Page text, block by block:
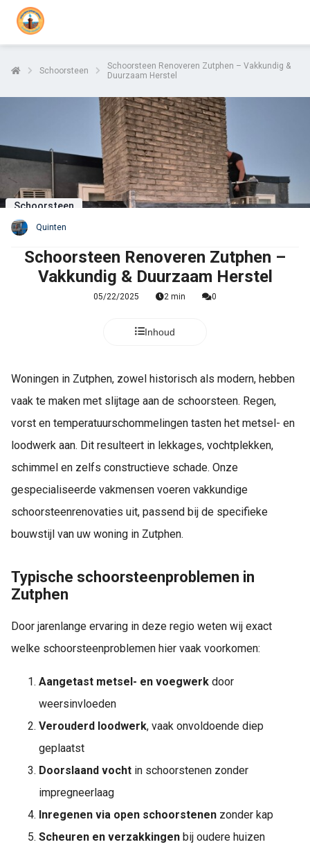
Schoorsteen
Schoorsteen Renoveren Zutphen – Vakkundig &
Duurzaam Herstel
Schoorsteen
Quinten
Schoorsteen Renoveren Zutphen –
Vakkundig & Duurzaam Herstel
05/22/2025 2 min 0
Inhoud
Woningen in Zutphen, zowel historisch als modern, hebben
vaak te maken met slijtage aan de schoorsteen. Regen,
vorst en temperatuurschommelingen tasten het metsel- en
loodwerk aan. Dit resulteert in lekkages, vochtplekken,
schimmel en zelfs constructieve schade. Onze
gespecialiseerde vakmensen voeren vakkundige
schoorsteenrenovaties uit, passend bij de specifieke
bouwstijl van uw woning in Zutphen.
Typische schoorsteenproblemen in
Zutphen
Door jarenlange ervaring in deze regio weten wij exact
welke schoorsteenproblemen hier vaak voorkomen:
Aangetast metsel- en voegwerk door
weersinvloeden
Verouderd loodwerk, vaak onvoldoende diep
geplaatst
Doorslaand vocht in schoorstenen zonder
impregneerlaag
Inregenen via open schoorstenen zonder kap
Scheuren en verzakkingen bij oudere huizen